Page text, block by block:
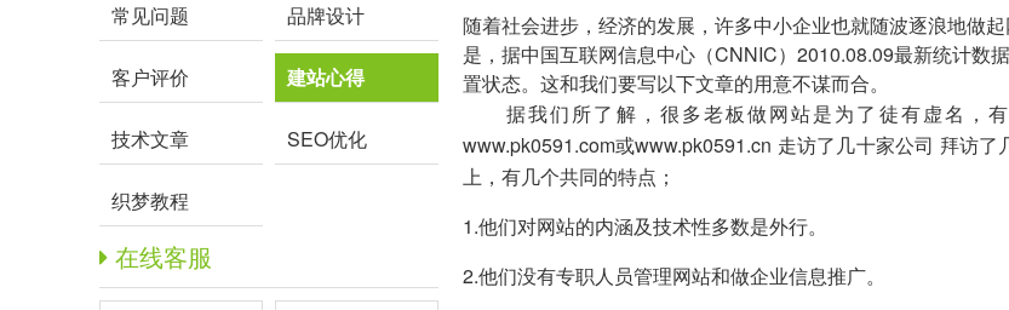
常见问题 品牌设计
客户评价 建站心得
技术文章 SEO优化
织梦教程
在线客服
随着社会进步，经济的发展，许多中小企业也就随波逐浪地做
是，据中国互联网信息中心（CNNIC）2010.08.09最新统计数
置状态。这和我们要写以下文章的用意不谋而合。
据我们所了解，很多老板做网站是为了徒有虚名，有
www.pk0591.com或www.pk0591.cn 走访了几十家公司 拜访
上，有几个共同的特点；
1.他们对网站的内涵及技术性多数是外行。
2.他们没有专职人员管理网站和做企业信息推广。